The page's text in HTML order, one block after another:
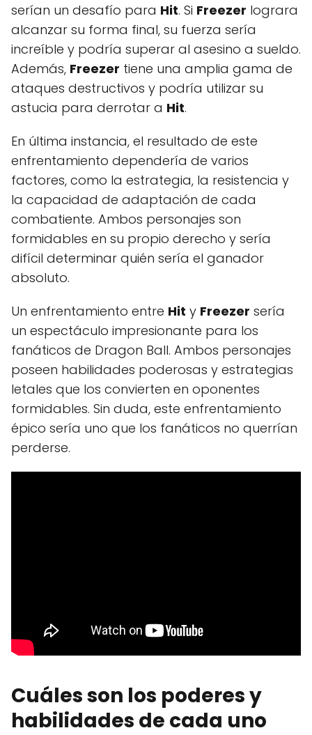
serían un desafío para Hit. Si Freezer lograra
alcanzar su forma final, su fuerza sería
increíble y podría superar al asesino a sueldo.
Además, Freezer tiene una amplia gama de
ataques destructivos y podría utilizar su
astucia para derrotar a Hit.
En última instancia, el resultado de este
enfrentamiento dependería de varios
factores, como la estrategia, la resistencia y
la capacidad de adaptación de cada
combatiente. Ambos personajes son
formidables en su propio derecho y sería
difícil determinar quién sería el ganador
absoluto.
Un enfrentamiento entre Hit y Freezer sería
un espectáculo impresionante para los
fanáticos de Dragon Ball. Ambos personajes
poseen habilidades poderosas y estrategias
letales que los convierten en oponentes
formidables. Sin duda, este enfrentamiento
épico sería uno que los fanáticos no querrían
perderse.
Cuáles son los poderes y
habilidades de cada uno